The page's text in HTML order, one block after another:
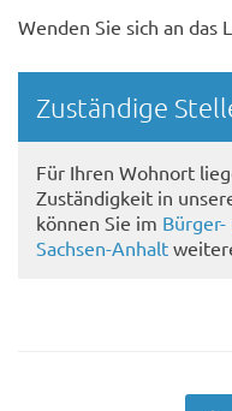
Wenden Sie sich an das
Randspalte
Zuständige
Für Ihren Wohnort
Zuständigkeit in
können Sie im
Sachsen-Anhalt